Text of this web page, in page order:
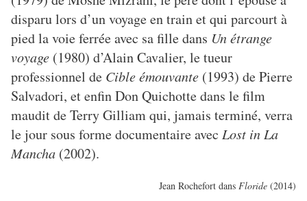
disparu lors d’un voyage en train et qui parcourt à
pied la voie ferrée avec sa fille dans Un étrange
voyage (1980) d’Alain Cavalier, le tueur
professionnel de Cible émouvante (1993) de Pierre
Salvadori, et enfin Don Quichotte dans le film
maudit de Terry Gilliam qui, jamais terminé, verra
le jour sous forme documentaire avec Lost in La
Mancha (2002).
Jean Rochefort dans Floride (2014)